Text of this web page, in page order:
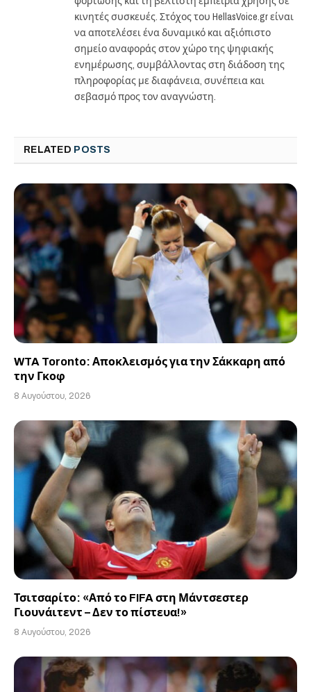
κινητές συσκευές. Στόχος του HellasVoice.gr είναι
να αποτελέσει ένα δυναμικό και αξιόπιστο
σημείο αναφοράς στον χώρο της ψηφιακής
ενημέρωσης, συμβάλλοντας στη διάδοση της
πληροφορίας με διαφάνεια, συνέπεια και
σεβασμό προς τον αναγνώστη.
RELATED POSTS
WTA Toronto: Αποκλεισμός για την Σάκκαρη από
την Γκοφ
8 Αυγούστου, 2026
Τσιτσαρίτο: «Από το FIFA στη Μάντσεστερ
Γιουνάιτεντ – Δεν το πίστευα!»
8 Αυγούστου, 2026